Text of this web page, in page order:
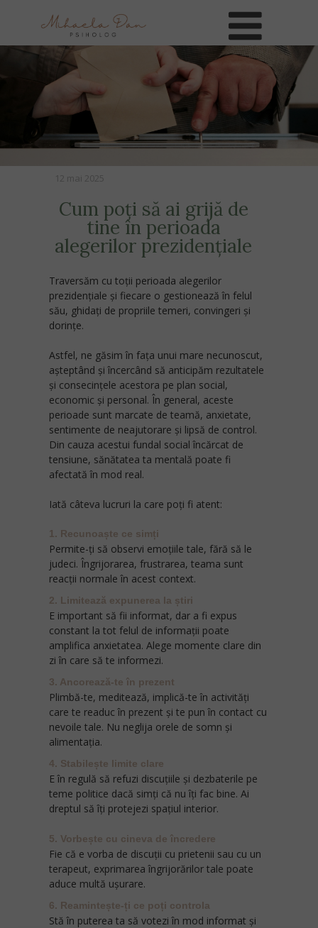
12 mai 2025
Cum poți să ai grijă de
tine în perioada
alegerilor prezidențiale
Traversăm cu toții perioada alegerilor
prezidențiale și fiecare o gestionează în felul
său, ghidați de propriile temeri, convingeri şi
dorințe.
Astfel, ne găsim în fața unui mare necunoscut,
așteptând și încercând să anticipăm rezultatele
și consecințele acestora pe plan social,
economic și personal. În general, aceste
perioade sunt marcate de teamă, anxietate,
sentimente de neajutorare și lipsă de control.
Din cauza acestui fundal social încărcat de
tensiune, sănătatea ta mentală poate fi
afectată în mod real.
Iată câteva lucruri la care poți fi atent:
1. Recunoaște ce simți
Permite-ți să observi emoțiile tale, fără să le
judeci. Îngrijorarea, frustrarea, teama sunt
reacții normale în acest context.
2. Limitează expunerea la știri
E important să fii informat, dar a fi expus
constant la tot felul de informații poate
amplifica anxietatea. Alege momente clare din
zi în care să te informezi.
3. Ancorează-te în prezent
Plimbă-te, meditează, implică-te în activități
care te readuc în prezent și te pun în contact cu
nevoile tale. Nu neglija orele de somn și
alimentația.
4. Stabilește limite clare
E în regulă să refuzi discuțiile și dezbaterile pe
teme politice dacă simți că nu îți fac bine. Ai
dreptul să îți protejezi spațiul interior.
5. Vorbește cu cineva de încredere
Fie că e vorba de discuții cu prietenii sau cu un
terapeut, exprimarea îngrijorărilor tale poate
aduce multă ușurare.
6. Reamintește-ți ce poți controla
Stă în puterea ta să votezi în mod informat și